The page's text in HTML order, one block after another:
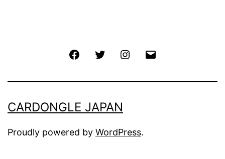
FacebookTwitter Instagram
CARDONGLE JAPAN
Proudly powered by WordPress.